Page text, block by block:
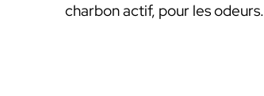
charbon actif, pour les odeurs.